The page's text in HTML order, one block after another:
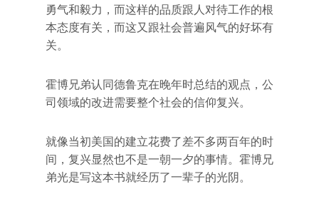
勇气和毅力，而这样的品质跟人对待工作的根
本态度有关，而这又跟社会普遍风气的好坏有
关。
霍博兄弟认同德鲁克在晚年时总结的观点，公
司领域的改进需要整个社会的信仰复兴。
就像当初美国的建立花费了差不多两百年的时
间，复兴显然也不是一朝一夕的事情。霍博兄
弟光是写这本书就经历了一辈子的光阴。